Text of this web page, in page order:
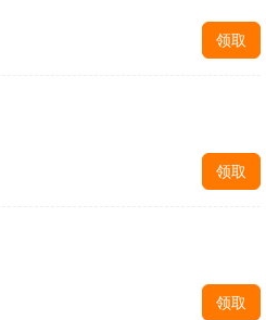
领取
领取
领取